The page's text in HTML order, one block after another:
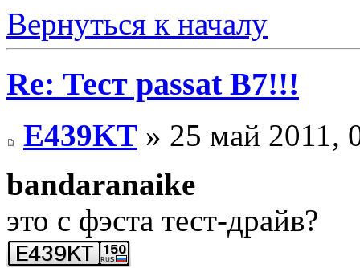
Вернуться к началу
Re: Тест passat B7!!!
E439KT » 25 май 2011,
bandaranaike
это с фэста тест-драйв?